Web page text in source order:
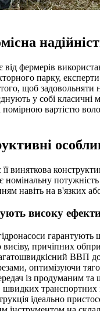
фермерів
парку,
щоб задовольняти
у собі
вартістю
її виняткова
навіть на в'язких
високу
причіпних
ВВП
оптимізуючи
із продуманим
швидких транспортних
ідеально